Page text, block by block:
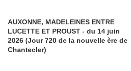
AUXONNE, MADELEINES ENTRE
LUCETTE ET PROUST - du 14 juin
2026 (Jour 720 de la nouvelle ère de
Chantecler)